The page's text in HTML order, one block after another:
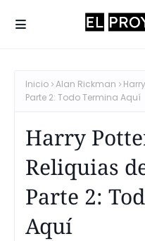
Inicio Alan Rickman
Parte 2: Todo Termina Aquí
Harry
Reliquias
Parte 2:
Aquí